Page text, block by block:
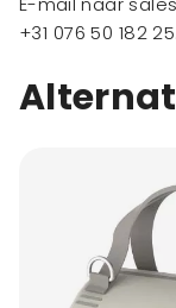
+31 076 50 182 25